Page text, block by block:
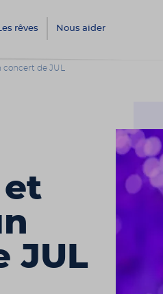
rêves Nous aider
concert de JUL
JUL